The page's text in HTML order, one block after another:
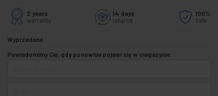
2 years
warranty
14 days
returns
100%
safe
Wyprzedane
Powiadomimy Cię, gdy ponownie pojawi się w magazynie.